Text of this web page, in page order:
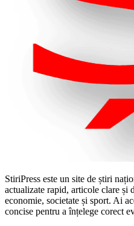
StiriPress este un site de știri
actualizate rapid, articole clare și
economie, societate și sport. Ai
concise pentru a înțelege corect